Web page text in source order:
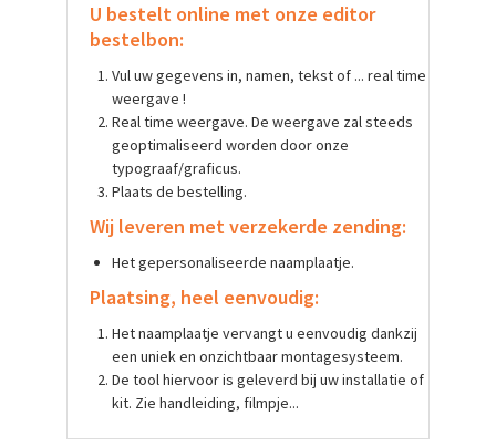
U bestelt online met onze editor
bestelbon:
Vul uw gegevens in, namen, tekst of ... real time
weergave !
Real time weergave. De weergave zal steeds
geoptimaliseerd worden door onze
typograaf/graficus.
Plaats de bestelling.
Wij leveren met verzekerde zending:
Het gepersonaliseerde naamplaatje.
Plaatsing, heel eenvoudig:
Het naamplaatje vervangt u eenvoudig dankzij
een uniek en onzichtbaar montagesysteem.
De tool hiervoor is geleverd bij uw installatie of
kit. Zie handleiding, filmpje...